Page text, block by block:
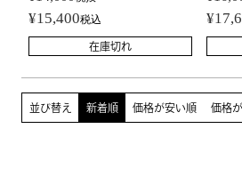
¥15,400税込
在庫切れ
¥
並び替え 新着順 価格が安い順 価格